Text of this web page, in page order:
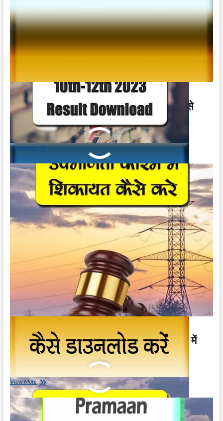
SSC GD Result 2023 Download | कैसे
डाउनलोड करें
May 8, 2023
View MoreSSC
Result
Download
कैसे
डाउनलोड
बिजली विभग की विद्युत् उपभोगता निवारण फोरम में
शिकायत कैसे करे
View Moreबिजली
विभग
की
विद्युत्
उपभोगता